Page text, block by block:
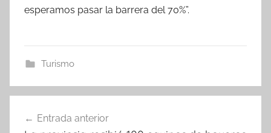
esperamos pasar la barrera del 70%”.
Turismo
de
Entrada anterior